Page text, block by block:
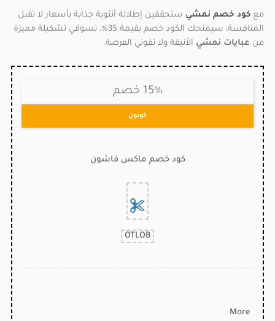
مع كود خصم نمشي ستحققين إطلالة أنثوية جذابة بأسعار لا تقبل
المنافسة، سيمنحك الكود خصم بقيمة 35%، تسوقي تشكيلة مميزة
من عبايات نمشي الأنيقة ولا تفوتي الفرصة.
15% خصم
كوبون
كود خصم ماكس فاشون
OTLOB
More